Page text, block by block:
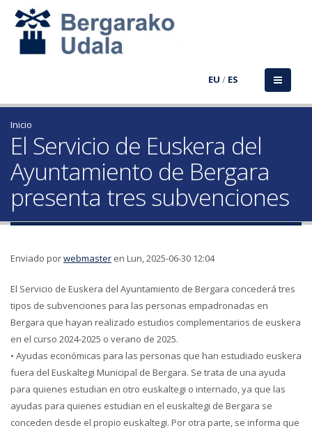
EU / ES
Inicio
El Servicio de Euskera del
Ayuntamiento de Bergara
presenta tres subvenciones
Enviado porwebmaster en Lun, 2025-06-30 12:04
El Servicio de Euskera del Ayuntamiento de Bergara concederá tres
tipos de subvenciones para las personas empadronadas en
Bergara que hayan realizado estudios complementarios de euskera
en el curso 2024-2025 o verano de 2025.
• Ayudas económicas para las personas que han estudiado euskera
fuera del Euskaltegi Municipal de Bergara. Se trata de una ayuda
para quienes estudian en otro euskaltegi o internado, ya que las
ayudas para quienes estudian en el euskaltegi de Bergara se
conceden desde el propio euskaltegi. Por otra parte, se informa que